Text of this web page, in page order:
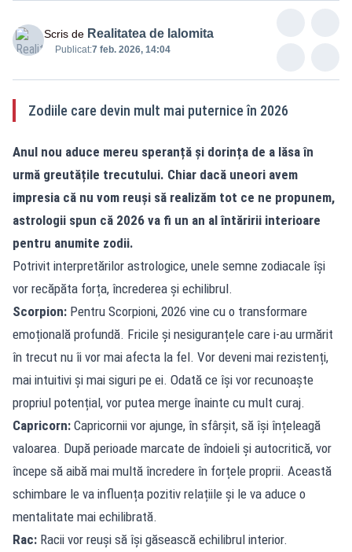
Scris de Realitatea de Ialomita
Publicat:7 feb. 2026, 14:04
Zodiile care devin mult mai puternice în 2026
Anul nou aduce mereu speranță și dorința de a lăsa în
urmă greutățile trecutului. Chiar dacă uneori avem
impresia că nu vom reuși să realizăm tot ce ne propunem,
astrologii spun că 2026 va fi un an al întăririi interioare
pentru anumite zodii.
Potrivit interpretărilor astrologice, unele semne zodiacale își
vor recăpăta forța, încrederea și echilibrul.
Scorpion: Pentru Scorpioni, 2026 vine cu o transformare
emoțională profundă. Fricile și nesiguranțele care i-au urmărit
în trecut nu îi vor mai afecta la fel. Vor deveni mai rezistenți,
mai intuitivi și mai siguri pe ei. Odată ce își vor recunoaște
propriul potențial, vor putea merge înainte cu mult curaj.
Capricorn: Capricornii vor ajunge, în sfârșit, să își înțeleagă
valoarea. După perioade marcate de îndoieli și autocritică, vor
începe să aibă mai multă încredere în forțele proprii. Această
schimbare le va influența pozitiv relațiile și le va aduce o
mentalitate mai echilibrată.
Rac: Racii vor reuși să își găsească echilibrul interior.